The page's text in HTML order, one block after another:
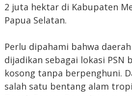
2 juta hektar di Kabupaten
Papua Selatan.
Perlu dipahami bahwa
dijadikan sebagai lokasi PSN
kosong tanpa berpenghuni.
salah satu bentang alam